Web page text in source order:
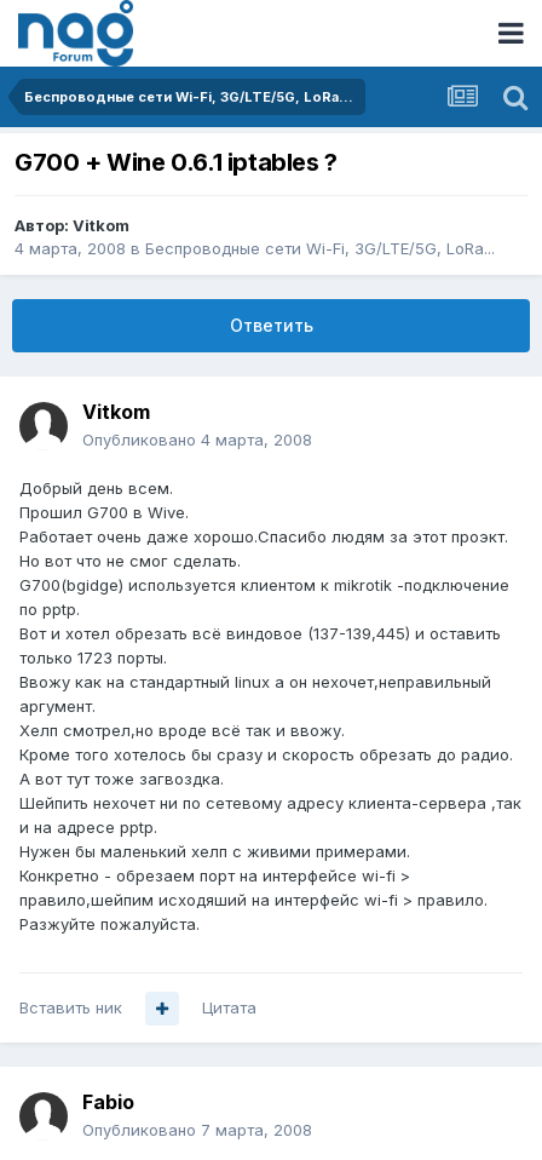
Беспроводные сети Wi-Fi, 3G/LTE/5G, LoRa...
G700 + Wine 0.6.1 iptables ?
Автор: Vitkom
4 марта, 2008 в Беспроводные сети Wi-Fi, 3G/LTE/5G, LoRa...
Ответить
Vitkom
Опубликовано 4 марта, 2008
Добрый день всем.
Прошил G700 в Wive.
Работает очень даже хорошо.Спасибо людям за этот проэкт.
Но вот что не смог сделать.
G700(bgidge) используется клиентом к mikrotik -подключение
по pptp.
Вот и хотел обрезать всё виндовое (137-139,445) и оставить
только 1723 порты.
Ввожу как на стандартный linux а он нехочет,неправильный
аргумент.
Хелп смотрел,но вроде всё так и ввожу.
Кроме того хотелось бы сразу и скорость обрезать до радио.
А вот тут тоже загвоздка.
Шейпить нехочет ни по сетевому адресу клиента-сервера ,так
и на адресе pptp.
Нужен бы маленький хелп с живими примерами.
Конкретно - обрезаем порт на интерфейсе wi-fi >
правило,шейпим исходяший на интерфейс wi-fi > правило.
Разжуйте пожалуйста.
Вставить ник Цитата
Fabio
Опубликовано 7 марта, 2008